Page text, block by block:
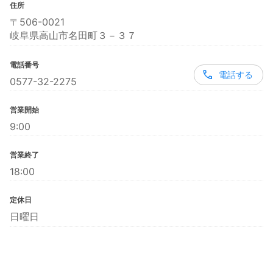
住所
〒506-0021
岐阜県高山市名田町３－３７
電話番号
0577-32-2275
電話する
営業開始
9:00
営業終了
18:00
定休日
日曜日